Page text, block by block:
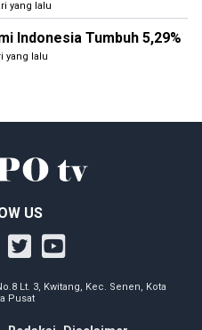
yang lalu
Indonesia Tumbuh 5,29%
yang lalu
US
Lt. 3, Kwitang, Kec. Senen, Kota
Pusat